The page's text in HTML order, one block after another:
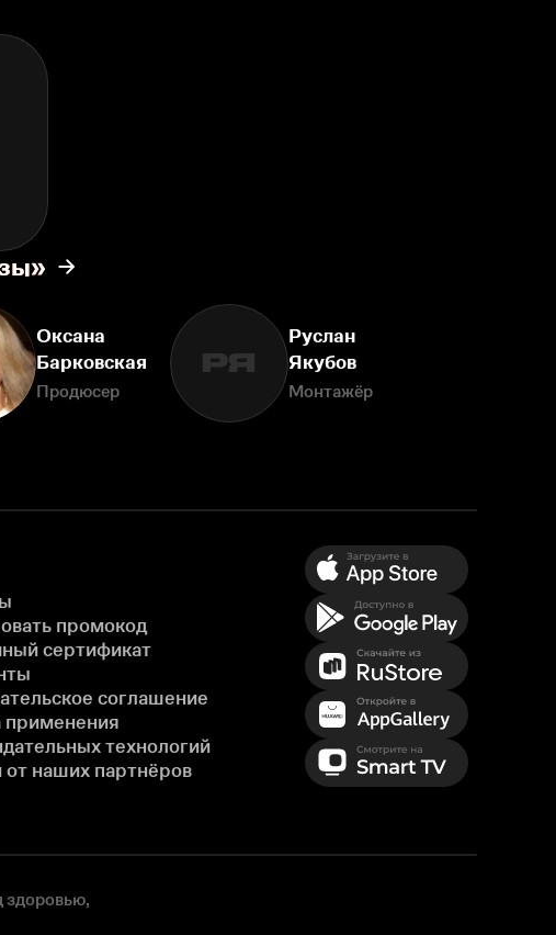
Оксана
Барковская
Продюсер
РЯ
Руслан
Якубов
Монтажёр
промокод
сертификат
соглашение
применения
технологий
от наших партнёров
здоровью,